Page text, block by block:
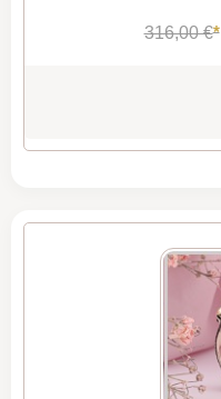
316,00 €*